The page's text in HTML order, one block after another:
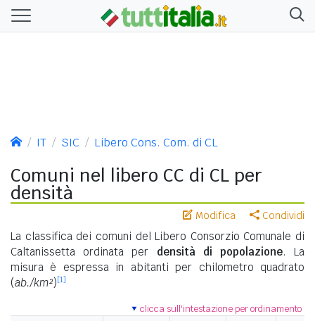
IT SIC Libero Cons. Com. di CL
Comuni nel libero CC di CL per
densità
Modifica Condividi
La classifica dei comuni del Libero Consorzio Comunale di
Caltanissetta ordinata per densità di popolazione. La
misura è espressa in abitanti per chilometro quadrato
(ab./km²)[1]
clicca sull'intestazione per ordinamento